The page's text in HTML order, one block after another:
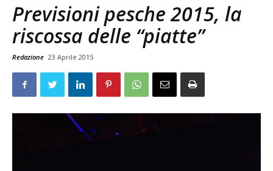
Previsioni pesche 2015, la
riscossa delle “piatte”
Redazione 23 Aprile 2015